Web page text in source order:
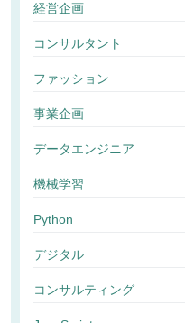
経営企画
コンサルタント
ファッション
事業企画
データエンジニア
機械学習
Python
デジタル
コンサルティング